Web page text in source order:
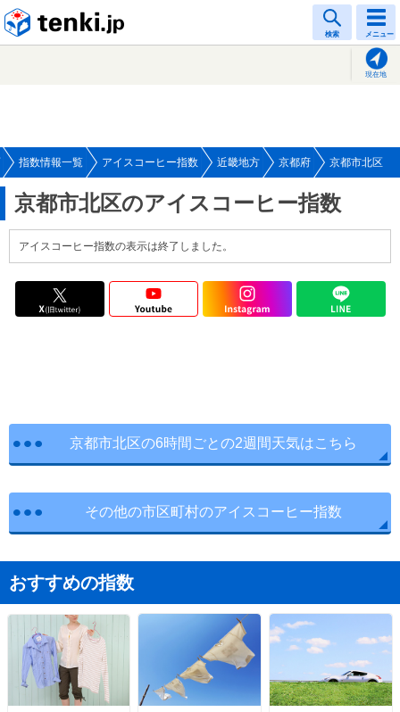
検索 メニュー
現在地
指数情報一覧 アイスコーヒー指数 近畿地方 京都府 京都市北区
京都市北区のアイスコーヒー指数
アイスコーヒー指数の表示は終了しました。
京都市北区の6時間ごとの2週間天気はこちら
その他の市区町村のアイスコーヒー指数
おすすめの指数